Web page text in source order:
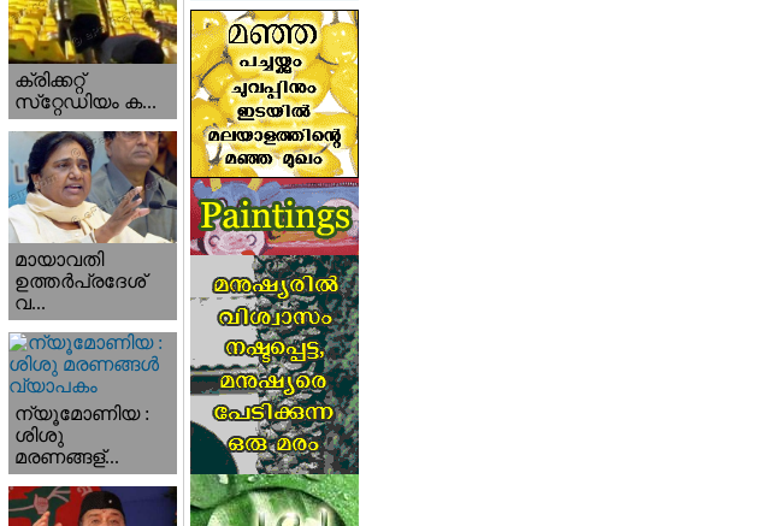
ക്രിക്കറ്റ്
സ്‌റ്റേഡിയം ക...
മായാവതി
ഉത്തര്‍പ്രദേശ്‌
വ...
ന്യൂമോണിയ :
ശിശു
മരണങ്ങള്...